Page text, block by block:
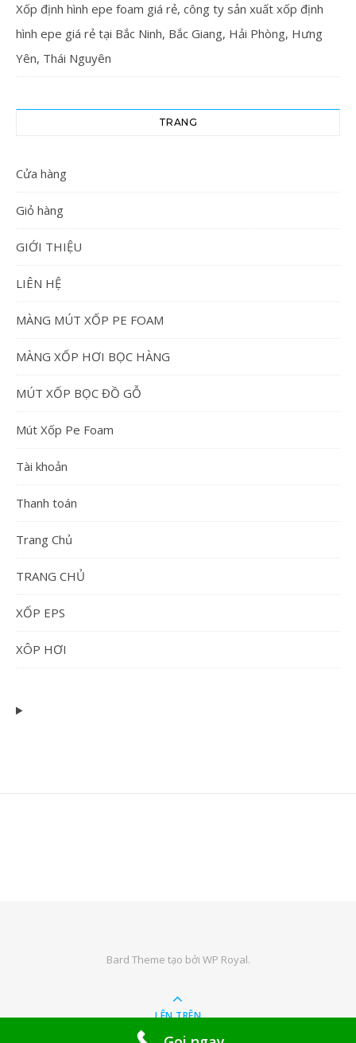
Xốp định hình epe foam giá rẻ, công ty sản xuất xốp định
hình epe giá rẻ tại Bắc Ninh, Bắc Giang, Hải Phòng, Hưng
Yên, Thái Nguyên
TRANG
Cửa hàng
Giỏ hàng
GIỚI THIỆU
LIÊN HỆ
MÀNG MÚT XỐP PE FOAM
MÀNG XỐP HƠI BỌC HÀNG
MÚT XỐP BỌC ĐỒ GỖ
Mút Xốp Pe Foam
Tài khoản
Thanh toán
Trang Chủ
TRANG CHỦ
XỐP EPS
XÔP HƠI
Bard Theme tạo bởi WP Royal.
LÊN TRÊN